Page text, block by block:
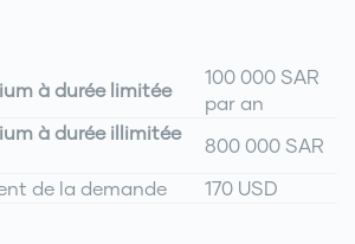
à durée limitée
100 000 SAR
par an
à durée illimitée
800 000 SAR
de la demande
170 USD